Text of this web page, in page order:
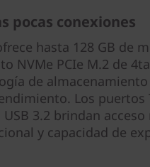
pocas conexiones
hasta 128 GB de
NVMe PCIe M.2 de
de
Los
3.2 brindan
y capacidad de